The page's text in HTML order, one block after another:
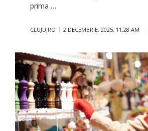
prima …
CLUJU.RO 2 DECEMBRIE, 2025, 11:28 AM